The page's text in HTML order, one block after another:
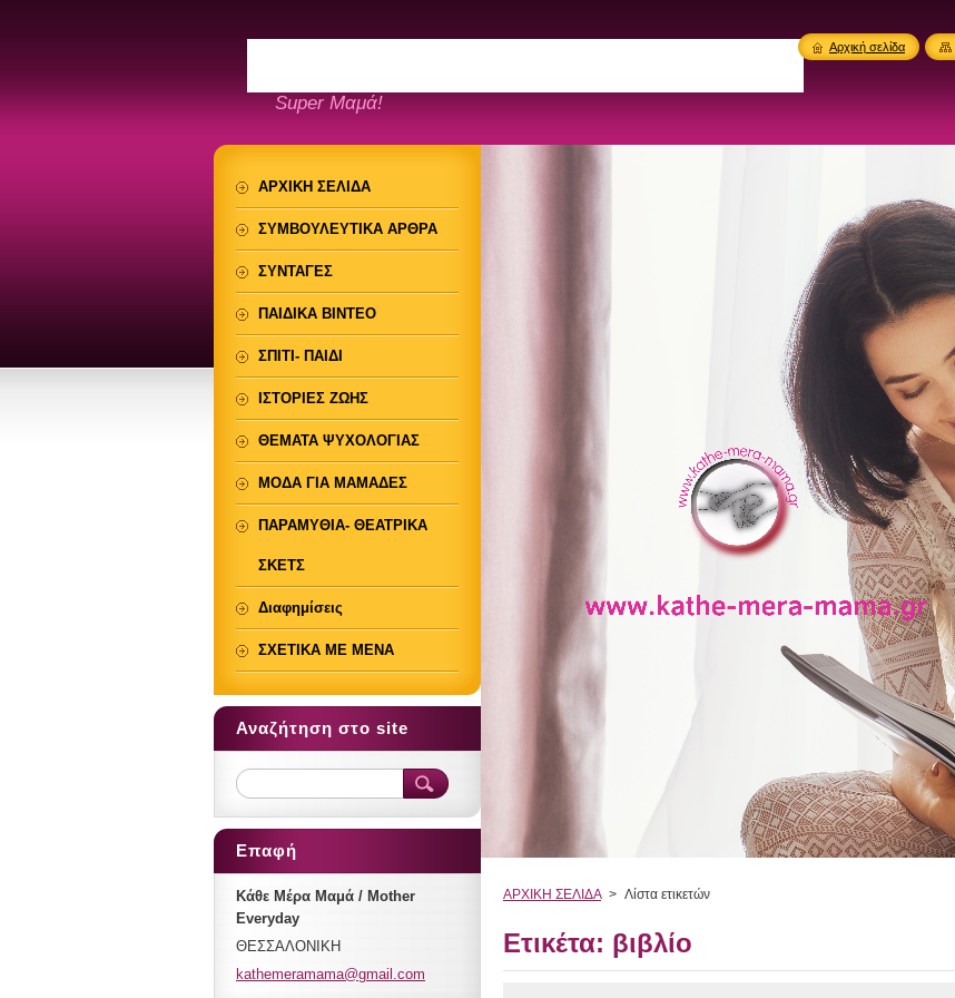
Super Μαμά!
ΑΡΧΙΚΗ ΣΕΛΙΔΑ > Λίστα ετικετών
Ετικέτα: βιβλίο
ΑΡΧΙΚΗ ΣΕΛΙΔΑ
ΣΥΜΒΟΥΛΕΥΤΙΚΑ ΑΡΘΡΑ
ΣΥΝΤΑΓΕΣ
ΠΑΙΔΙΚΑ ΒΙΝΤΕΟ
ΣΠΙΤΙ- ΠΑΙΔΙ
ΙΣΤΟΡΙΕΣ ΖΩΗΣ
ΘΕΜΑΤΑ ΨΥΧΟΛΟΓΙΑΣ
ΜΟΔΑ ΓΙΑ ΜΑΜΑΔΕΣ
ΠΑΡΑΜΥΘΙΑ- ΘΕΑΤΡΙΚΑ
ΣΚΕΤΣ
Διαφημίσεις
ΣΧΕΤΙΚΑ ΜΕ ΜΕΝΑ
Αναζήτηση στο site
Επαφή
Κάθε Μέρα Μαμά / Mother
Everyday
ΘΕΣΣΑΛΟΝΙΚΗ
kathemeramama@gmail.com
Αρχική σελίδα